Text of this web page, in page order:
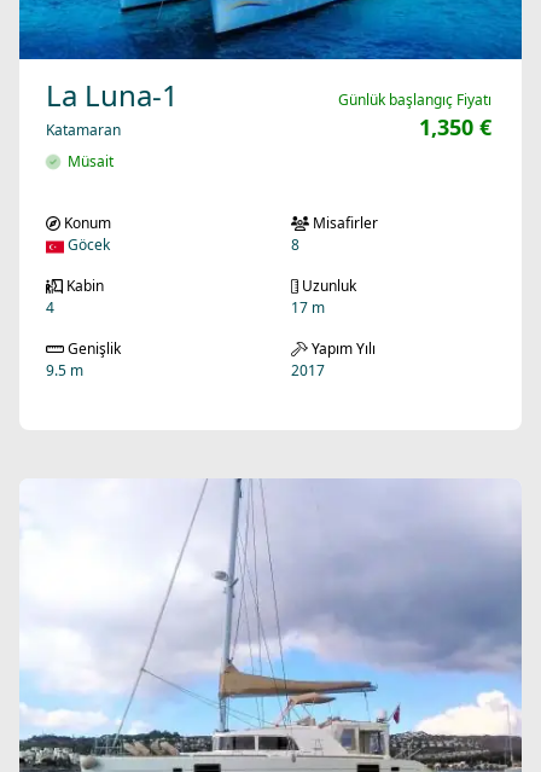
La Luna-1
Katamaran
Müsait
Günlük başlangıç Fiyatı
1,350 €
Konum
Göcek
Misafirler
8
Kabin
4
Uzunluk
17 m
Genişlik
9.5 m
Yapım Yılı
2017